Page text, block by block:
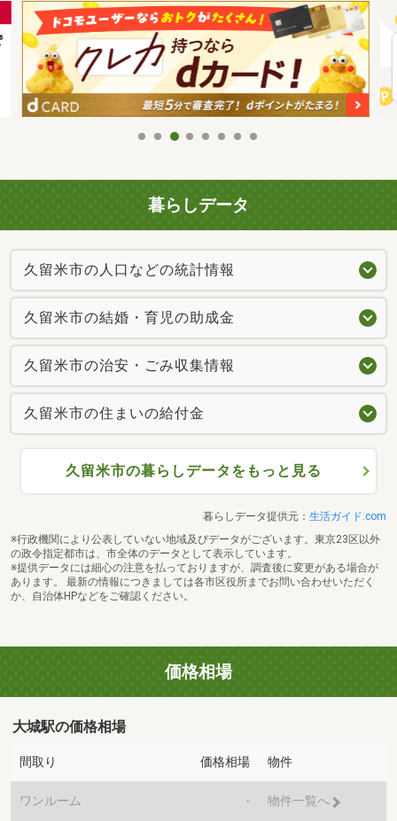
暮らしデータ
久留米市の人口などの統計情報
久留米市の結婚・育児の助成金
久留米市の治安・ごみ収集情報
久留米市の住まいの給付金
久留米市の暮らしデータをもっと見る
暮らしデータ提供元： 生活ガイド.com
※行政機関により公表していない地域及びデータがございます。東京23区以外
の政令指定都市は、市全体のデータとして表示しています。
※提供データには細心の注意を払っておりますが、調査後に変更がある場合が
あります。 最新の情報につきましては各市区役所までお問い合わせいただく
か、自治体HPなどをご確認ください。
価格相場
大城駅の価格相場
間取り 価格相場 物件
ワンルーム - 物件一覧へ